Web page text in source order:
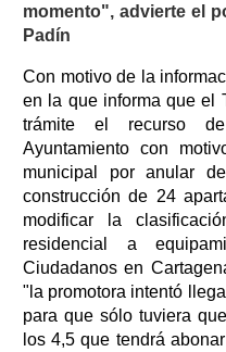
momento", advierte el
Padín
Con motivo de la
en la que informa que el
trámite el recurso
Ayuntamiento con
municipal por anular
construcción de 24
modificar la
residencial a
Ciudadanos en
"la promotora intentó
para que sólo tuviera
los 4,5 que tendrá